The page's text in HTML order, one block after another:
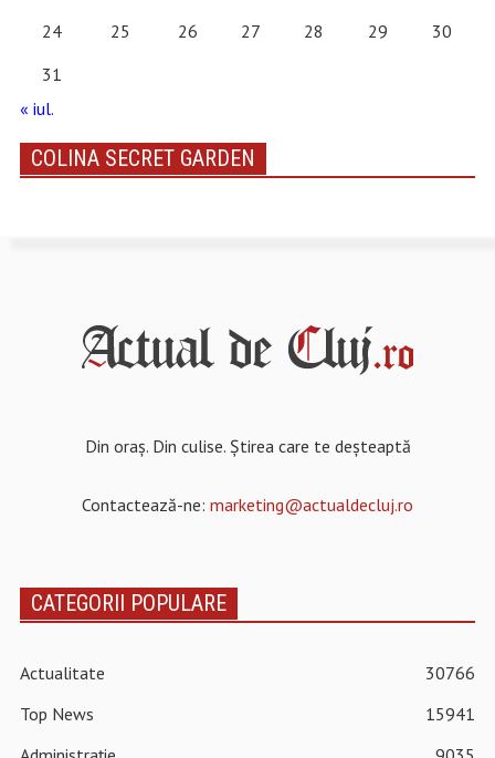
24
25 26 27 28 29
30
31
« iul.
COLINA SECRET GARDEN
Din oraș. Din culise. Știrea care te deșteaptă
Contactează-ne: marketing@actualdecluj.ro
CATEGORII POPULARE
Actualitate
30766
Top News
15941